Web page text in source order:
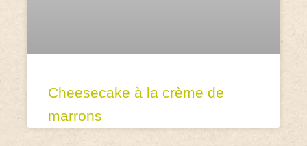
Cheesecake à la crème de
marrons